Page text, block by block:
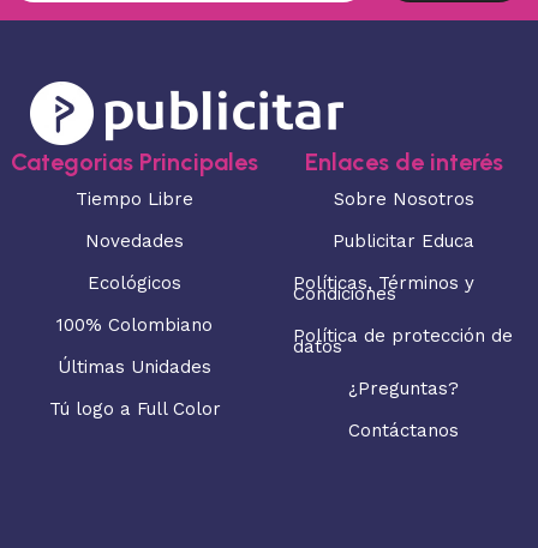
Categorias Principales
Tiempo Libre
Novedades
Ecológicos
100% Colombiano
Últimas Unidades
Tú logo a Full Color
Enlaces de interés
Sobre Nosotros
Publicitar Educa
Políticas, Términos y
Condiciones
Política de protección de
datos
¿Preguntas?
Contáctanos